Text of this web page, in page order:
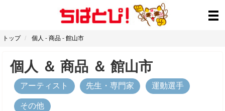
トップ 個人 - 商品 - 館山市
個人 ＆ 商品 ＆ 館山市
アーティスト 先生・専門家 運動選手
その他